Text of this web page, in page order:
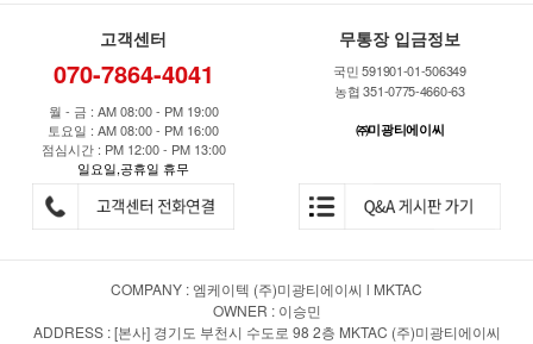
고객센터
070-7864-4041
월 - 금 : AM 08:00 - PM 19:00
토요일 : AM 08:00 - PM 16:00
점심시간 : PM 12:00 - PM 13:00
일요일,공휴일 휴무
무통장 입금정보
국민 591901-01-506349
농협 351-0775-4660-63
㈜미광티에이씨
COMPANY : 엠케이텍 (주)미광티에이씨 l MKTAC
OWNER : 이승민
ADDRESS : [본사] 경기도 부천시 수도로 98 2층 MKTAC (주)미광티에이씨